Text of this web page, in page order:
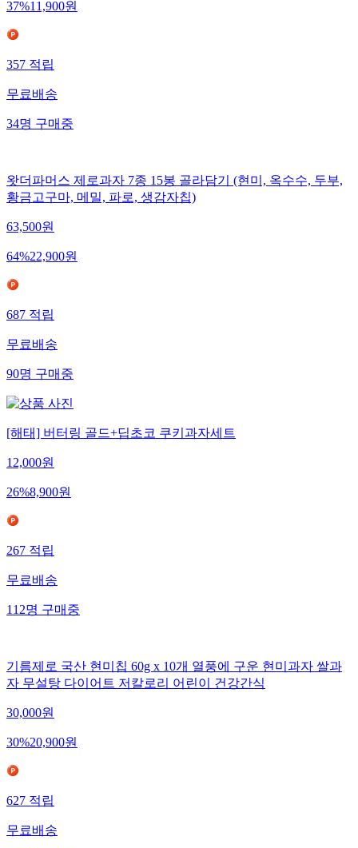
37%11,900원
357적립
무료배송
34명구매중
왓더파머스 제로과자 7종 15봉 골라담기 (현미, 옥수수, 두부,
황금고구마, 메밀, 파로, 생감자칩)
63,500원
64%22,900원
687적립
무료배송
90명구매중
[해태] 버터링 골드+딥초코 쿠키과자세트
12,000원
26%8,900원
267적립
무료배송
112명구매중
기름제로 국산 현미칩 60g x 10개 열풍에 구운 현미과자 쌀과
자 무설탕 다이어트 저칼로리 어린이 건강간식
30,000원
30%20,900원
627적립
무료배송